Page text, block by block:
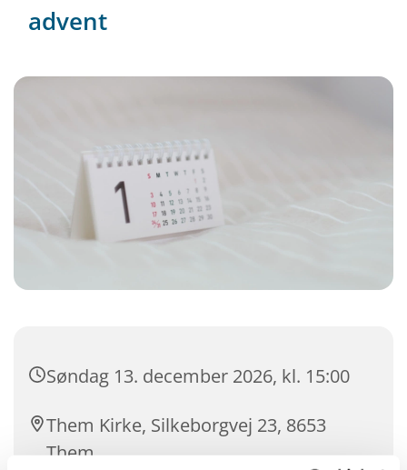
advent
Søndag 13. december 2026, kl. 15:00
Them Kirke, Silkeborgvej 23, 8653
Them